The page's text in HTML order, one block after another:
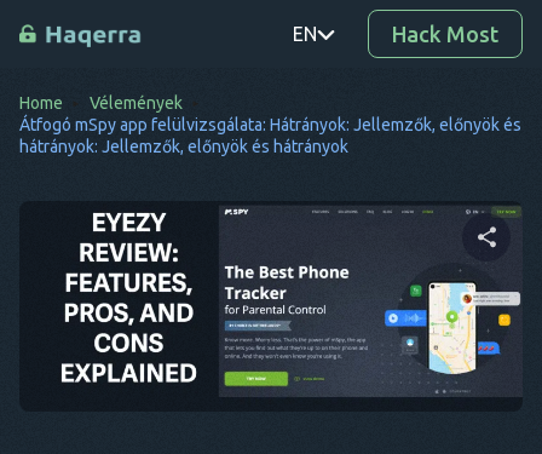
EN
PT
RO
SV
KO
EL
Hack Most
Home
Vélemények
Átfogó mSpy app felülvizsgálata: Hátrányok: Jellemzők, előnyök és
hátrányok: Jellemzők, előnyök és hátrányok
Ossza meg ezt a cikket
Twitter Facebook Link másolása